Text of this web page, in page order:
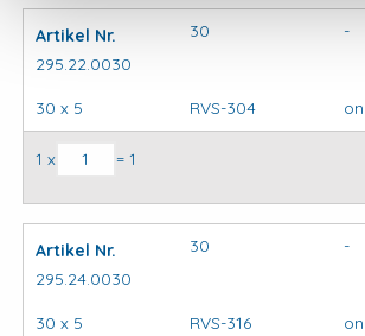
Artikel Nr.
295.22.0030
30 -
30 x 5 RVS-304
Kapbeugels DIN3567 (stel) model C
1 x = 1
Artikel Nr.
295.24.0030
30 -
30 x 5 RVS-316